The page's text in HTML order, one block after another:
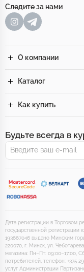
Следите за нами
О компании
Каталог
Как купить
Будьте всегда в
Дата регистрации в Торговом
государственной
193667046 выдано Минским
220070, г. Минск, ул.
магазина: Пн–Пт: 09:00–17:00,
потребителей, телефон: +375
услуг Администрации